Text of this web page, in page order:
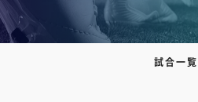
試合一覧